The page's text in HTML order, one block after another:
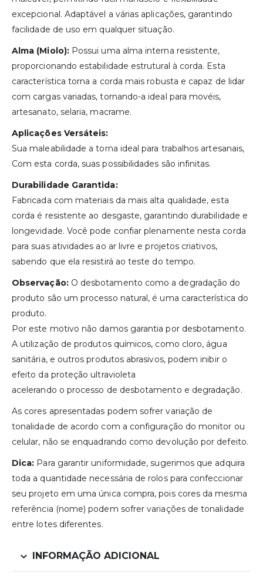
excepcional. Adaptável a várias aplicações, garantindo
facilidade de uso em qualquer situação.
Alma (Miolo):Possui uma alma interna resistente,
proporcionando estabilidade estrutural à corda. Esta
característica torna a corda mais robusta e capaz de lidar
com cargas variadas, tornando-a ideal para movéis,
artesanato, selaria, macrame.
Aplicações Versáteis:
Sua maleabilidade a torna ideal para trabalhos artesanais,
Com esta corda, suas possibilidades são infinitas.
Durabilidade Garantida:
Fabricada com materiais da mais alta qualidade, esta
corda é resistente ao desgaste, garantindo durabilidade e
longevidade. Você pode confiar plenamente nesta corda
para suas atividades ao ar livre e projetos criativos,
sabendo que ela resistirá ao teste do tempo.
Observação:O desbotamento como a degradação do
produto são um processo natural, é uma característica do
produto.
Por este motivo não damos garantia por desbotamento.
A utilização de produtos químicos, como cloro, água
sanitária, e outros produtos abrasivos, podem inibir o
efeito da proteção ultravioleta
acelerando o processo de desbotamento e degradação.
As cores apresentadas podem sofrer variação de
tonalidade de acordo com a configuração do monitor ou
celular, não se enquadrando como devolução por defeito.
Dica: Para garantir uniformidade, sugerimos que adquira
toda a quantidade necessária de rolos para confeccionar
seu projeto em uma única compra, pois cores da mesma
referência (nome) podem sofrer variações de tonalidade
entre lotes diferentes.
INFORMAÇÃO ADICIONAL